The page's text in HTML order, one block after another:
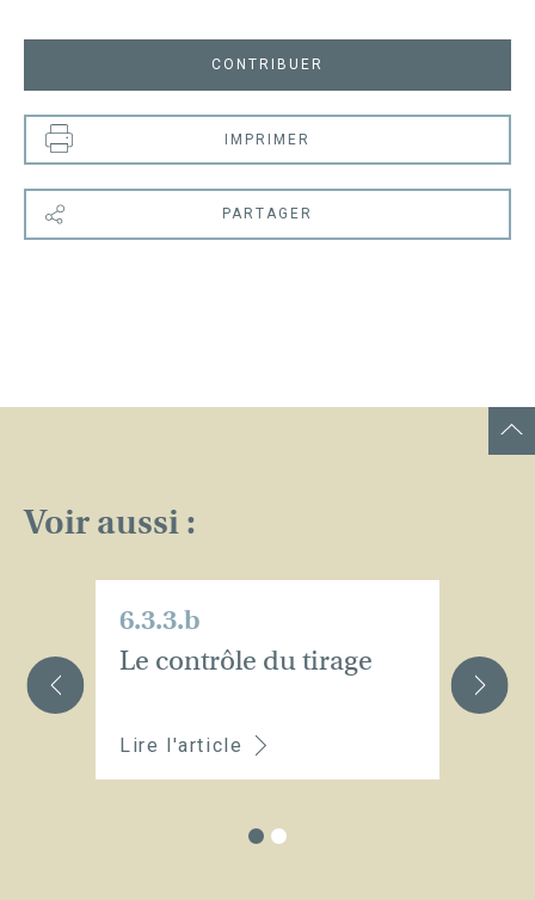
CONTRIBUER
IMPRIMER
PARTAGER
Voir aussi :
6.3.3.b
Le contrôle du tirage
Lire l'article